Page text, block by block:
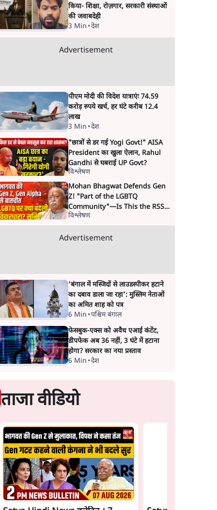
किया- शिक्षा, रोज़गार, सरकारी संस्थाओं
की जवाबदेही
3 Min •देश
Advertisement
पीएम मोदी की विदेश यात्राएंः 74.59
करोड़ रुपये खर्च, हर घंटे करीब 12.4
लाख
3 Min •देश
"छात्रों से डर गई Yogi Govt!" AISA
President का खुला ऐलान, Rahul
Gandhi से घबराई UP Govt?
विश्लेषण
Mohan Bhagwat Defends Gen
Z! "Part of the LGBTQ
Community"—Is This the RSS's
New Move?
विश्लेषण
Advertisement
'बंगाल में मस्जिदों से लाउडस्पीकर हटाने
का दबाव डाला जा रहा': मुस्लिम नेताओं
का अमित शाह को पत्र
6 Min •पश्चिम बंगाल
फेसबुक-एक्स को अवैध एआई कंटेंट,
डीपफेक अब 36 नहीं, 3 घंटे में हटाना
होगा? सरकार का नया प्रस्ताव
6 Min •देश
ताजा वीडियो